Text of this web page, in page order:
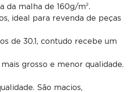
da malha de 160g/m².
ideal para revenda de peças
de 30.1, contudo recebe um
grosso e menor qualidade.
São macios,